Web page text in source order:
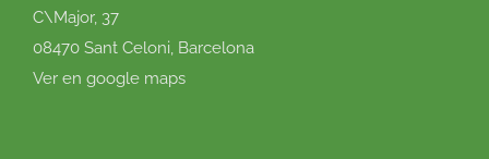
C\Major, 37
08470 Sant Celoni, Barcelona
Ver en google maps